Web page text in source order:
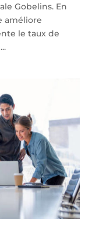
Gobelins. En
améliore
le taux de